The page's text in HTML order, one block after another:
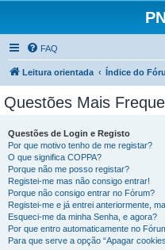
FAQ
Leitura orientada Índice do
Questões Mais
Questões de Login e Registo
Por que motivo tenho de me registar?
O que significa COPPA?
Porque não me posso registar?
Registei-me mas não consigo entrar!
Porque não consigo entrar no Fórum?
Registei-me e já entrei anteriormente,
Esqueci-me da minha Senha, e agora?
Por que entro automaticamente no
Para que serve a opção “Apagar